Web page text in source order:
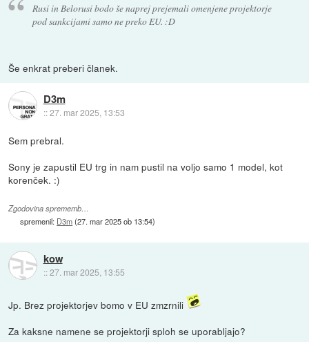
Rusi in Belorusi bodo še naprej prejemali omenjene projektorje
pod sankcijami samo ne preko EU. :D
Še enkrat preberi članek.
D3m
::27. mar 2025, 13:53
Sem prebral.
Sony je zapustil EU trg in nam pustil na voljo samo 1 model, kot
korenček. :)
Zgodovina sprememb…
spremenil: D3m(27. mar 2025 ob 13:54)
kow
::27. mar 2025, 13:55
Jp. Brez projektorjev bomo v EU zmzrnili
Za kaksne namene se projektorji sploh se uporabljajo?